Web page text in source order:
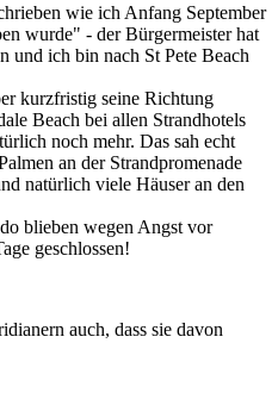
wie ich Anfang September
wurde" - der Bürgermeister hat
und ich bin nach St Pete Beach
kurzfristig seine Richtung
Beach bei allen Strandhotels
noch mehr. Das sah echt
an der Strandpromenade
natürlich viele Häuser an den
blieben wegen Angst vor
geschlossen!
auch, dass sie davon